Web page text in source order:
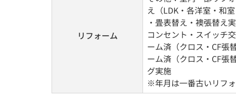
リフォーム
え（LDK・各洋室・和
・畳表替え・襖張替え
コンセント・スイッチ
ーム済（クロス・CF張
ーム済（クロス・CF張
グ実施
※年月は一番古いリフ